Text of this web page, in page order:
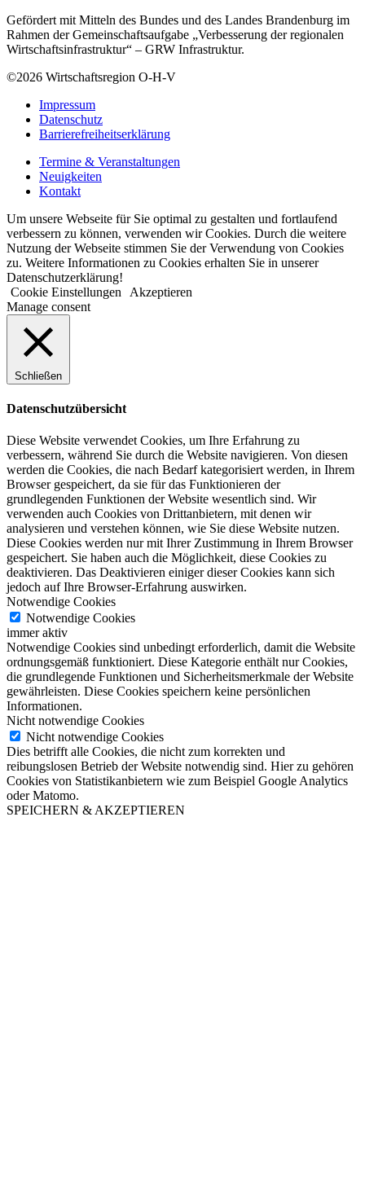
Gefördert mit Mitteln des Bundes und des Landes Brandenburg im
Rahmen der Gemeinschaftsaufgabe „Verbesserung der regionalen
Wirtschaftsinfrastruktur“ – GRW Infrastruktur.
©2026 Wirtschaftsregion O-H-V
Impressum
Datenschutz
Barrierefreiheitserklärung
Termine & Veranstaltungen
Neuigkeiten
Kontakt
Um unsere Webseite für Sie optimal zu gestalten und fortlaufend
verbessern zu können, verwenden wir Cookies. Durch die weitere
Nutzung der Webseite stimmen Sie der Verwendung von Cookies
zu. Weitere Informationen zu Cookies erhalten Sie in unserer
Datenschutzerklärung!
Cookie Einstellungen
Akzeptieren
Manage consent
Schließen
Datenschutzübersicht
Diese Website verwendet Cookies, um Ihre Erfahrung zu
verbessern, während Sie durch die Website navigieren. Von diesen
werden die Cookies, die nach Bedarf kategorisiert werden, in Ihrem
Browser gespeichert, da sie für das Funktionieren der
grundlegenden Funktionen der Website wesentlich sind. Wir
verwenden auch Cookies von Drittanbietern, mit denen wir
analysieren und verstehen können, wie Sie diese Website nutzen.
Diese Cookies werden nur mit Ihrer Zustimmung in Ihrem Browser
gespeichert. Sie haben auch die Möglichkeit, diese Cookies zu
deaktivieren. Das Deaktivieren einiger dieser Cookies kann sich
jedoch auf Ihre Browser-Erfahrung auswirken.
Notwendige Cookies
Notwendige Cookies
immer aktiv
Notwendige Cookies sind unbedingt erforderlich, damit die Website
ordnungsgemäß funktioniert. Diese Kategorie enthält nur Cookies,
die grundlegende Funktionen und Sicherheitsmerkmale der Website
gewährleisten. Diese Cookies speichern keine persönlichen
Informationen.
Nicht notwendige Cookies
Nicht notwendige Cookies
Dies betrifft alle Cookies, die nicht zum korrekten und
reibungslosen Betrieb der Website notwendig sind. Hier zu gehören
Cookies von Statistikanbietern wie zum Beispiel Google Analytics
oder Matomo.
SPEICHERN & AKZEPTIEREN